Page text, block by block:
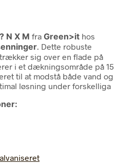
N X M fra Green>it hos
. Dette robuste
sig over en flade på
i et dækningsområde på 15
til at modstå både vand og
løsning under forskelliga